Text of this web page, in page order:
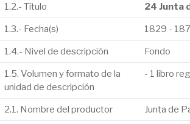
1.2.- Título 24 Junta
1.3.- Fecha(s) 1829 -
1.4.- Nivel de descripción Fondo
1.5. Volumen y formato de la
unidad de descripción
- 1 libro
2.1. Nombre del productor Junta de